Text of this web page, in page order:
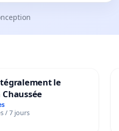
le
/ 7 jours